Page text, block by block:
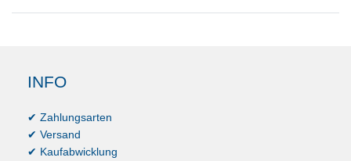
INFO
✔ Zahlungsarten
✔ Versand
✔ Kaufabwicklung